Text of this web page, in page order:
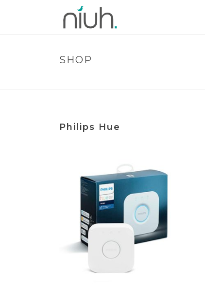
SHOP
Philips Hue